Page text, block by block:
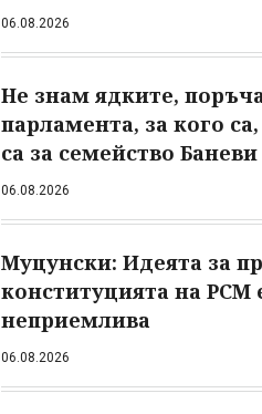
06.08.2026
Не знам ядките,
парламента, за кого
са за семейство Баневи
06.08.2026
Муцунски: Идеята за
конституцията на РСМ
неприемлива
06.08.2026